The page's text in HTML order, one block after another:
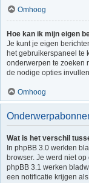
Omhoog
Hoe kan ik mijn eigen
Je kunt je eigen
het gebruikerspaneel te
onderwerpen te zoeken
de nodige opties
Omhoog
Wat is het verschil
In phpBB 3.0 werkten
browser. Je werd niet
phpBB 3.1 werken
een notificatie krijgen